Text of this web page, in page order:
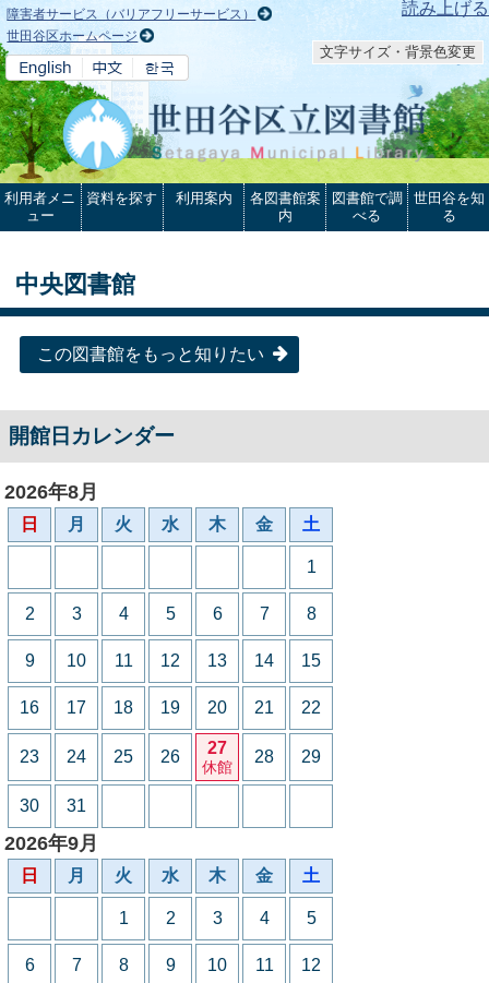
本文へ 読み上げる
障害者サービス（バリアフリーサービス）
世田谷区ホームページ
文字サイズ・背景色変更
利用者メニ
ュー
資料を探す 利用案内
各図書館案
内
図書館で調
べる
世田谷を知
る
中央図書館
この図書館をもっと知りたい
開館日カレンダー
2026年8月
日 月 火 水 木 金 土
1
2 3 4 5 6 7 8
9 10 11 12 13 14 15
16 17 18 19 20 21 22
23 24 25 26 27
休館
28 29
30 31
2026年9月
日 月 火 水 木 金 土
1 2 3 4 5
6 7 8 9 10 11 12